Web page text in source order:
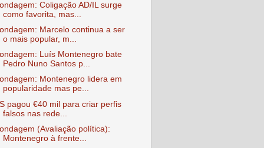
Coligação AD/IL surge
como favorita, mas...
Marcelo continua a ser
o mais popular, m...
Luís Montenegro bate
Pedro Nuno Santos p...
Montenegro lidera em
popularidade mas pe...
pagou €40 mil para criar perfis
falsos nas rede...
(Avaliação política):
Montenegro à frente...